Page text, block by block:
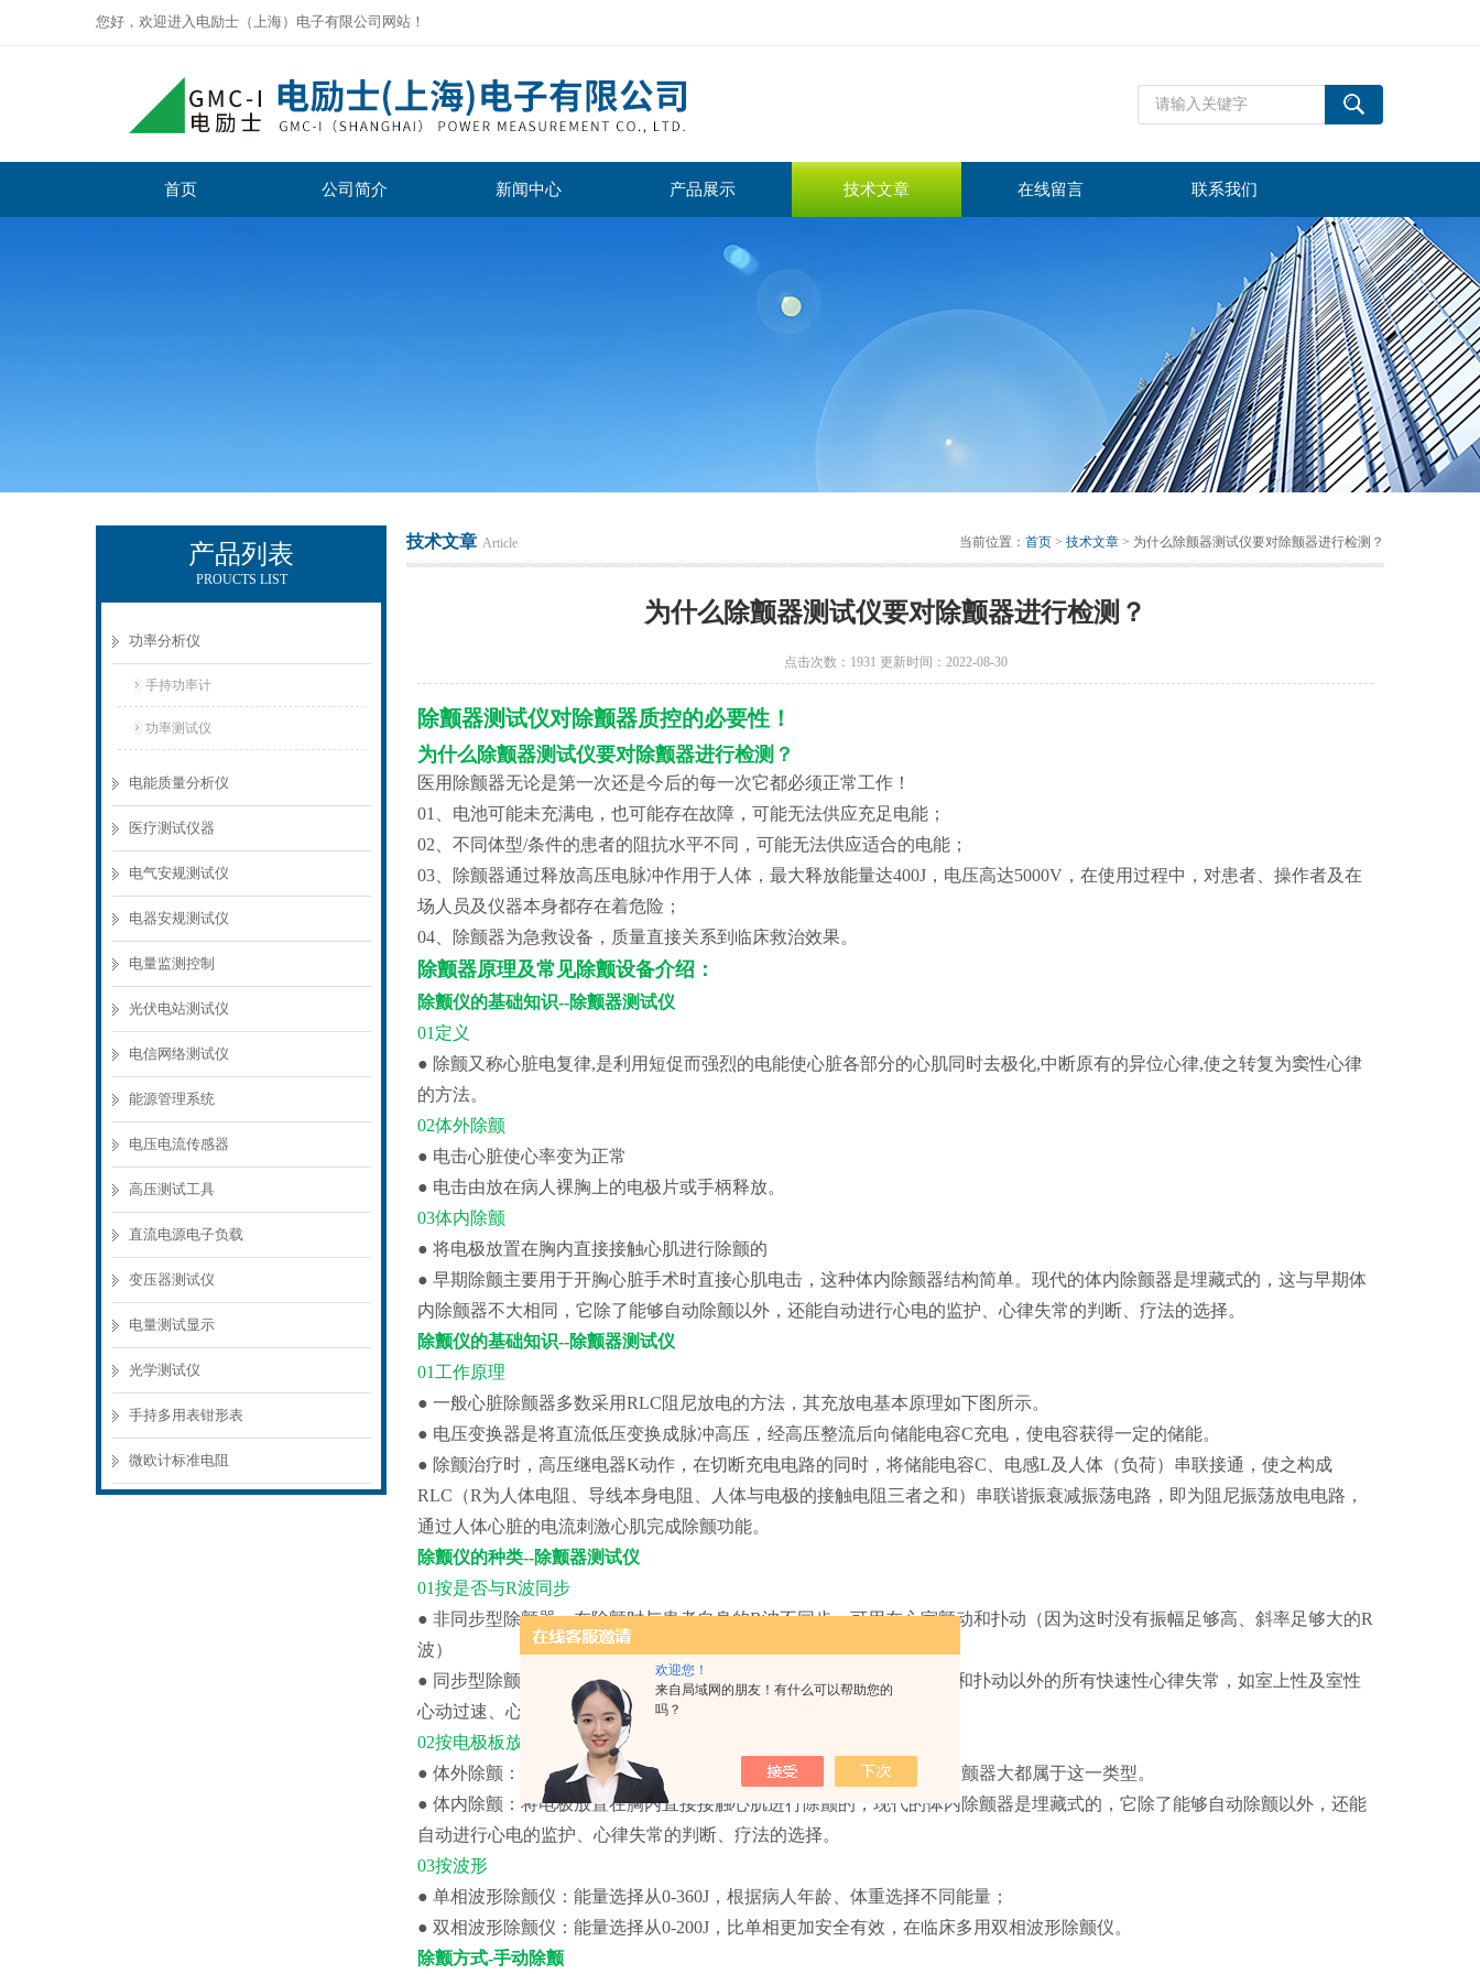
欢迎您！
来自局域网的朋友！有什么可以帮助您的
吗？
您好，欢迎进入电励士（上海）电子有限公司网站！
首页 公司简介 新闻中心 产品展示 技术文章 在线留言 联系我们
产品列表
PROUCTS LIST
功率分析仪
手持功率计
功率测试仪
电能质量分析仪
医疗测试仪器
电气安规测试仪
电器安规测试仪
电量监测控制
光伏电站测试仪
电信网络测试仪
能源管理系统
电压电流传感器
高压测试工具
直流电源电子负载
变压器测试仪
电量测试显示
光学测试仪
手持多用表钳形表
微欧计标准电阻
技术文章 Article 当前位置： 首页 > 技术文章 > 为什么除颤器测试仪要对除颤器进行检测？
为什么除颤器测试仪要对除颤器进行检测？
点击次数：1931 更新时间：2022-08-30
除颤器测试仪对除颤器质控的必要性！
为什么除颤器测试仪要对除颤器进行检测？
医用除颤器无论是第一次还是今后的每一次它都必须正常工作！
01、电池可能未充满电，也可能存在故障，可能无法供应充足电能；
02、不同体型/条件的患者的阻抗水平不同，可能无法供应适合的电能；
03、除颤器通过释放高压电脉冲作用于人体，最大释放能量达400J，电压高达5000V，在使用过程中，对患者、操作者及在
场人员及仪器本身都存在着危险；
04、除颤器为急救设备，质量直接关系到临床救治效果。
除颤器原理及常见除颤设备介绍：
除颤仪的基础知识--除颤器测试仪
01定义
● 除颤又称心脏电复律,是利用短促而强烈的电能使心脏各部分的心肌同时去极化,中断原有的异位心律,使之转复为窦性心律
的方法。
02体外除颤
● 电击心脏使心率变为正常
● 电击由放在病人裸胸上的电极片或手柄释放。
03体内除颤
● 将电极放置在胸内直接接触心肌进行除颤的
● 早期除颤主要用于开胸心脏手术时直接心肌电击，这种体内除颤器结构简单。现代的体内除颤器是埋藏式的，这与早期体
内除颤器不大相同，它除了能够自动除颤以外，还能自动进行心电的监护、心律失常的判断、疗法的选择。
除颤仪的基础知识--除颤器测试仪
01工作原理
● 一般心脏除颤器多数采用RLC阻尼放电的方法，其充放电基本原理如下图所示。
● 电压变换器是将直流低压变换成脉冲高压，经高压整流后向储能电容C充电，使电容获得一定的储能。
● 除颤治疗时，高压继电器K动作，在切断充电电路的同时，将储能电容C、电感L及人体（负荷）串联接通，使之构成
RLC（R为人体电阻、导线本身电阻、人体与电极的接触电阻三者之和）串联谐振衰减振荡电路，即为阻尼振荡放电电路，
通过人体心脏的电流刺激心肌完成除颤功能。
除颤仪的种类--除颤器测试仪
01按是否与R波同步
● 非同步型除颤器：在除颤时与患者自身的R波不同步，可用在心室颤动和扑动（因为这时没有振幅足够高、斜率足够大的R
波）
● 同步型除颤器：在除颤时与患者自身的R波同步。可用于除心室颤动和扑动以外的所有快速性心律失常，如室上性及室性
心动过速、心房颤动和扑动等。
02按电极板放置的位置
● 体外除颤：将电极放在胸外，间接接触心肌除颤。目前临床使用的除颤器大都属于这一类型。
● 体内除颤：将电极放置在胸内直接接触心肌进行除颤的，现代的体内除颤器是埋藏式的，它除了能够自动除颤以外，还能
自动进行心电的监护、心律失常的判断、疗法的选择。
03按波形
● 单相波形除颤仪：能量选择从0-360J，根据病人年龄、体重选择不同能量；
● 双相波形除颤仪：能量选择从0-200J，比单相更加安全有效，在临床多用双相波形除颤仪。
除颤方式-手动除颤